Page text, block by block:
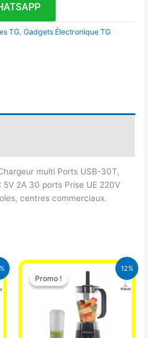
TG ,Gadgets Électronique TG
multi Ports USB-30T,
2A 30 ports Prise UE 220V
centres commerciaux.
12%
Promo !
Promo !
Le
prix
initial
était :
25.000 CFA.
Le
prix
actuel
est :